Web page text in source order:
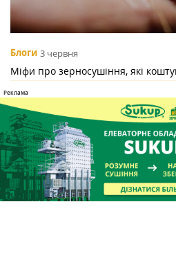
Блоги 3 червня
Міфи про зерносушіння, які